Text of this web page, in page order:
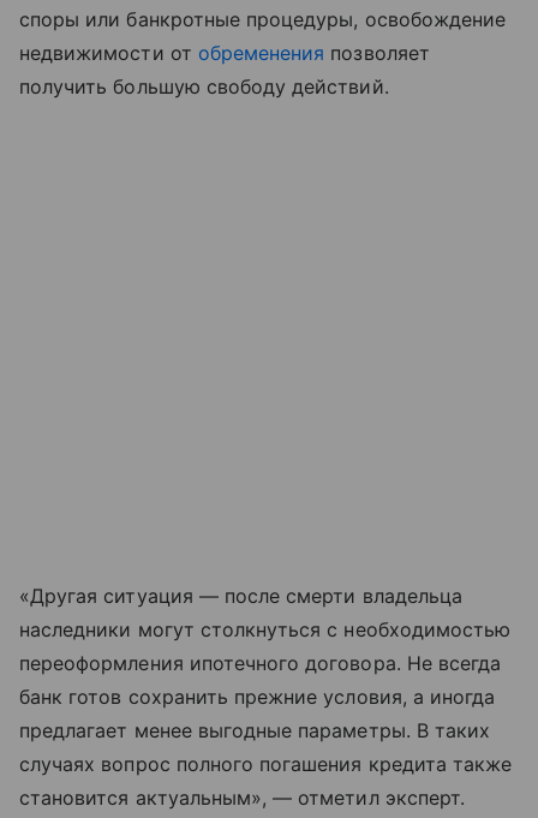
споры или банкротные процедуры, освобождение
недвижимости от обременения позволяет
получить большую свободу действий.
«Другая ситуация — после смерти владельца
наследники могут столкнуться с необходимостью
переоформления ипотечного договора. Не всегда
банк готов сохранить прежние условия, а иногда
предлагает менее выгодные параметры. В таких
случаях вопрос полного погашения кредита также
становится актуальным», — отметил эксперт.